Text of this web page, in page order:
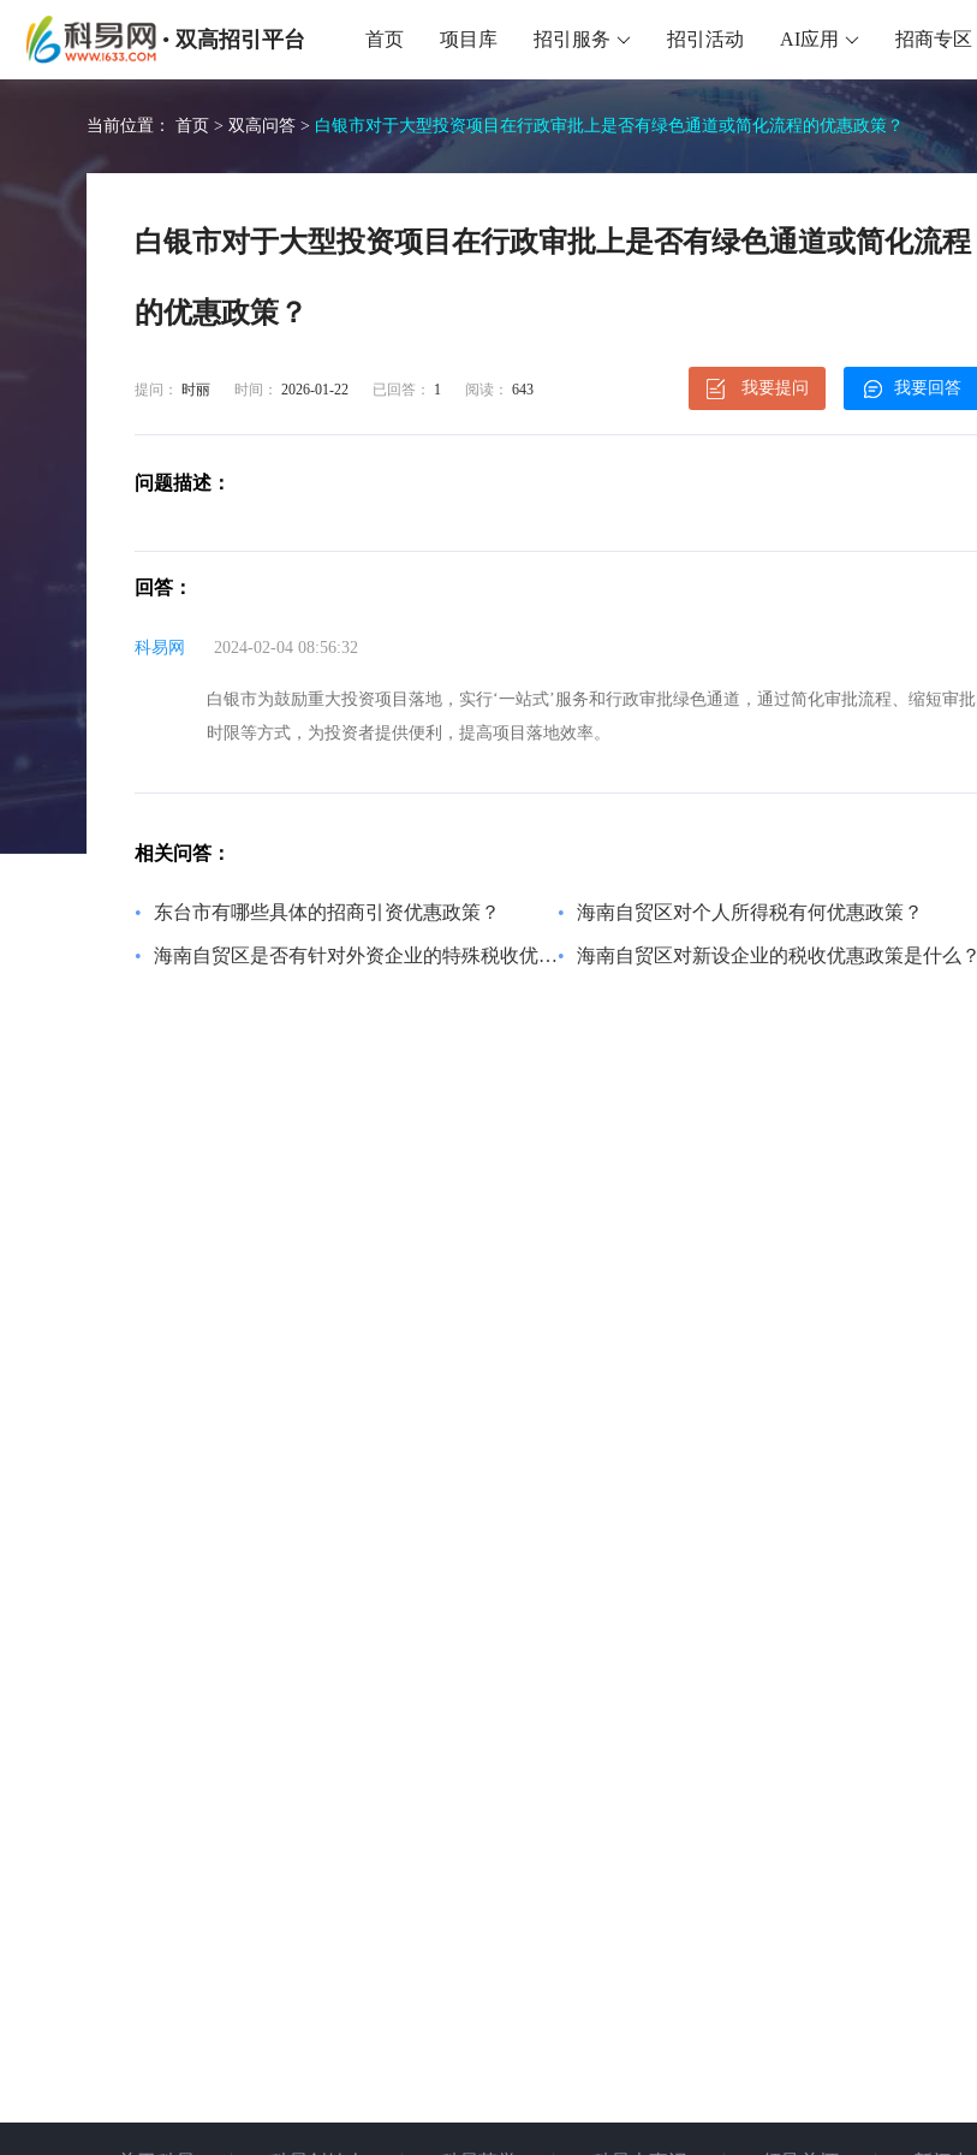
• 双高招引平台 首页 项目库 招引服务 招引活动 AI应用 招商专区
当前位置： 首页 > 双高问答 > 白银市对于大型投资项目在行政审批上是否有绿色通道或简化流程的优惠政策？
白银市对于大型投资项目在行政审批上是否有绿色通道或简化流程
的优惠政策？
提问： 时丽 时间： 2026-01-22 已回答： 1 阅读： 643 我要提问 我要回答
问题描述：
回答：
科易网 2024-02-04 08:56:32
白银市为鼓励重大投资项目落地，实行‘一站式’服务和行政审批绿色通道，通过简化审批流程、缩短审批
时限等方式，为投资者提供便利，提高项目落地效率。
相关问答：
• 东台市有哪些具体的招商引资优惠政策？ • 海南自贸区对个人所得税有何优惠政策？
• 海南自贸区是否有针对外资企业的特殊税收优惠政策？ • 海南自贸区对新设企业的税收优惠政策是什么？